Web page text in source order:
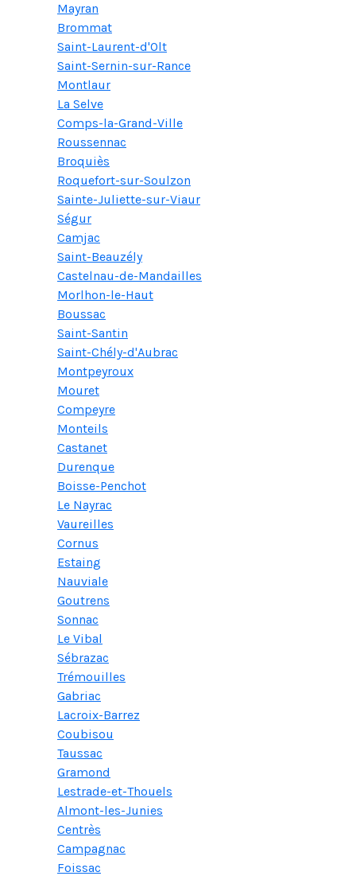
Mayran
Brommat
Saint-Laurent-d'Olt
Saint-Sernin-sur-Rance
Montlaur
La Selve
Comps-la-Grand-Ville
Roussennac
Broquiès
Roquefort-sur-Soulzon
Sainte-Juliette-sur-Viaur
Ségur
Camjac
Saint-Beauzély
Castelnau-de-Mandailles
Morlhon-le-Haut
Boussac
Saint-Santin
Saint-Chély-d'Aubrac
Montpeyroux
Mouret
Compeyre
Monteils
Castanet
Durenque
Boisse-Penchot
Le Nayrac
Vaureilles
Cornus
Estaing
Nauviale
Goutrens
Sonnac
Le Vibal
Sébrazac
Trémouilles
Gabriac
Lacroix-Barrez
Coubisou
Taussac
Gramond
Lestrade-et-Thouels
Almont-les-Junies
Centrès
Campagnac
Foissac